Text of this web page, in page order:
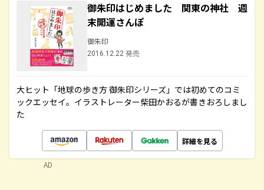
御朱印はじめました 関東の神社 週
末開運さんぽ
御朱印
2016.12.22 発売
大ヒット「地球の歩き方 御朱印シリーズ」では初めてのコミ
ックエッセイ。イラストレーター柴田かおるが書きおろしまし
た
詳細を見る
AD